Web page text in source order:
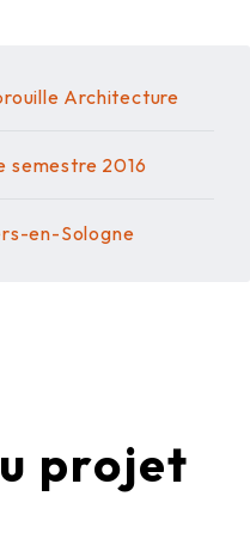
Architecture
semestre 2016
en-Sologne
projet